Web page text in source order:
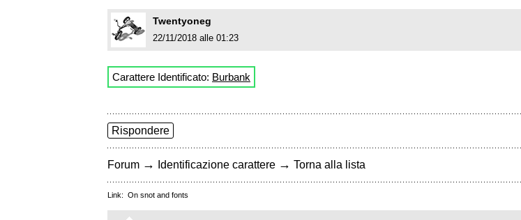
Twentyoneg
22/11/2018 alle 01:23
Carattere Identificato: Burbank
Rispondere
Forum → Identificazione carattere → Torna alla lista
Link: On snot and fonts